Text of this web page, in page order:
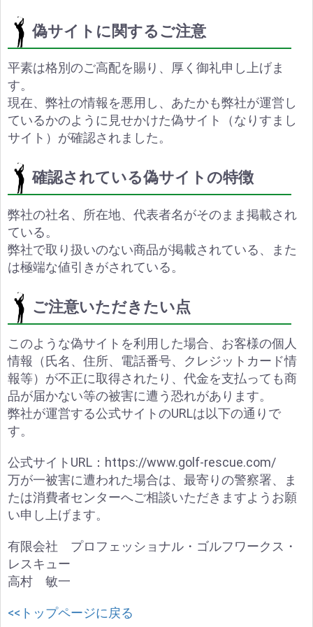
偽サイトに関するご注意
平素は格別のご高配を賜り、厚く御礼申し上げま
す。
現在、弊社の情報を悪用し、あたかも弊社が運営し
ているかのように見せかけた偽サイト（なりすまし
サイト）が確認されました。
確認されている偽サイトの特徴
弊社の社名、所在地、代表者名がそのまま掲載され
ている。
弊社で取り扱いのない商品が掲載されている、また
は極端な値引きがされている。
ご注意いただきたい点
このような偽サイトを利用した場合、お客様の個人
情報（氏名、住所、電話番号、クレジットカード情
報等）が不正に取得されたり、代金を支払っても商
品が届かない等の被害に遭う恐れがあります。
弊社が運営する公式サイトのURLは以下の通りで
す。
公式サイトURL：https://www.golf-rescue.com/
万が一被害に遭われた場合は、最寄りの警察署、ま
たは消費者センターへご相談いただきますようお願
い申し上げます。
有限会社 プロフェッショナル・ゴルフワークス・
レスキュー
高村 敏一
<<トップページに戻る